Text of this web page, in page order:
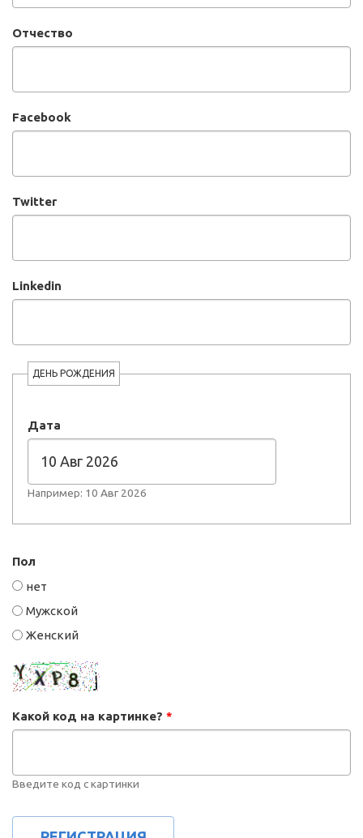
Отчество
Facebook
Twitter
Linkedin
ДЕНЬ РОЖДЕНИЯ
Дата
Например: 10 Авг 2026
Пол
нет
Мужской
Женский
Какой код на картинке? *
Введите код с картинки